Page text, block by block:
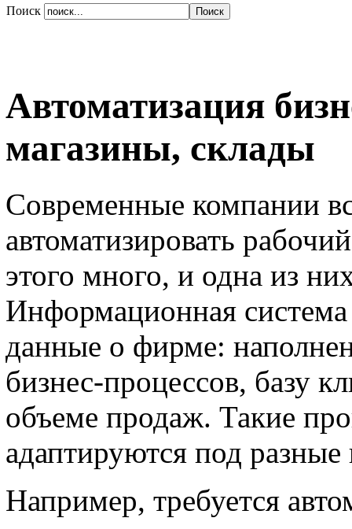
Поиск
Автоматизация
магазины, склады
Современные компании
автоматизировать
этого много, и одна из
Информационная система
данные о фирме:
бизнес-процессов, базу
объеме продаж. Такие
адаптируются под
Например, требуется